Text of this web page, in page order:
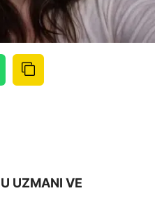
UZMANI VE